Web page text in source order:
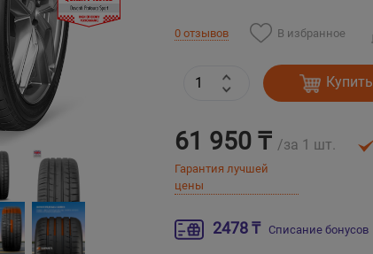
0 отзывов В избранное
Купить
61 950 ₸ /за 1 шт.
Гарантия лучшей
цены
2478 ₸ Списание бонусов